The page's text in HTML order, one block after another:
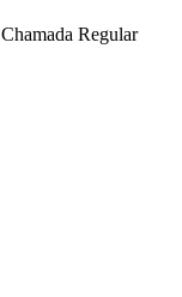
Chamada Regular